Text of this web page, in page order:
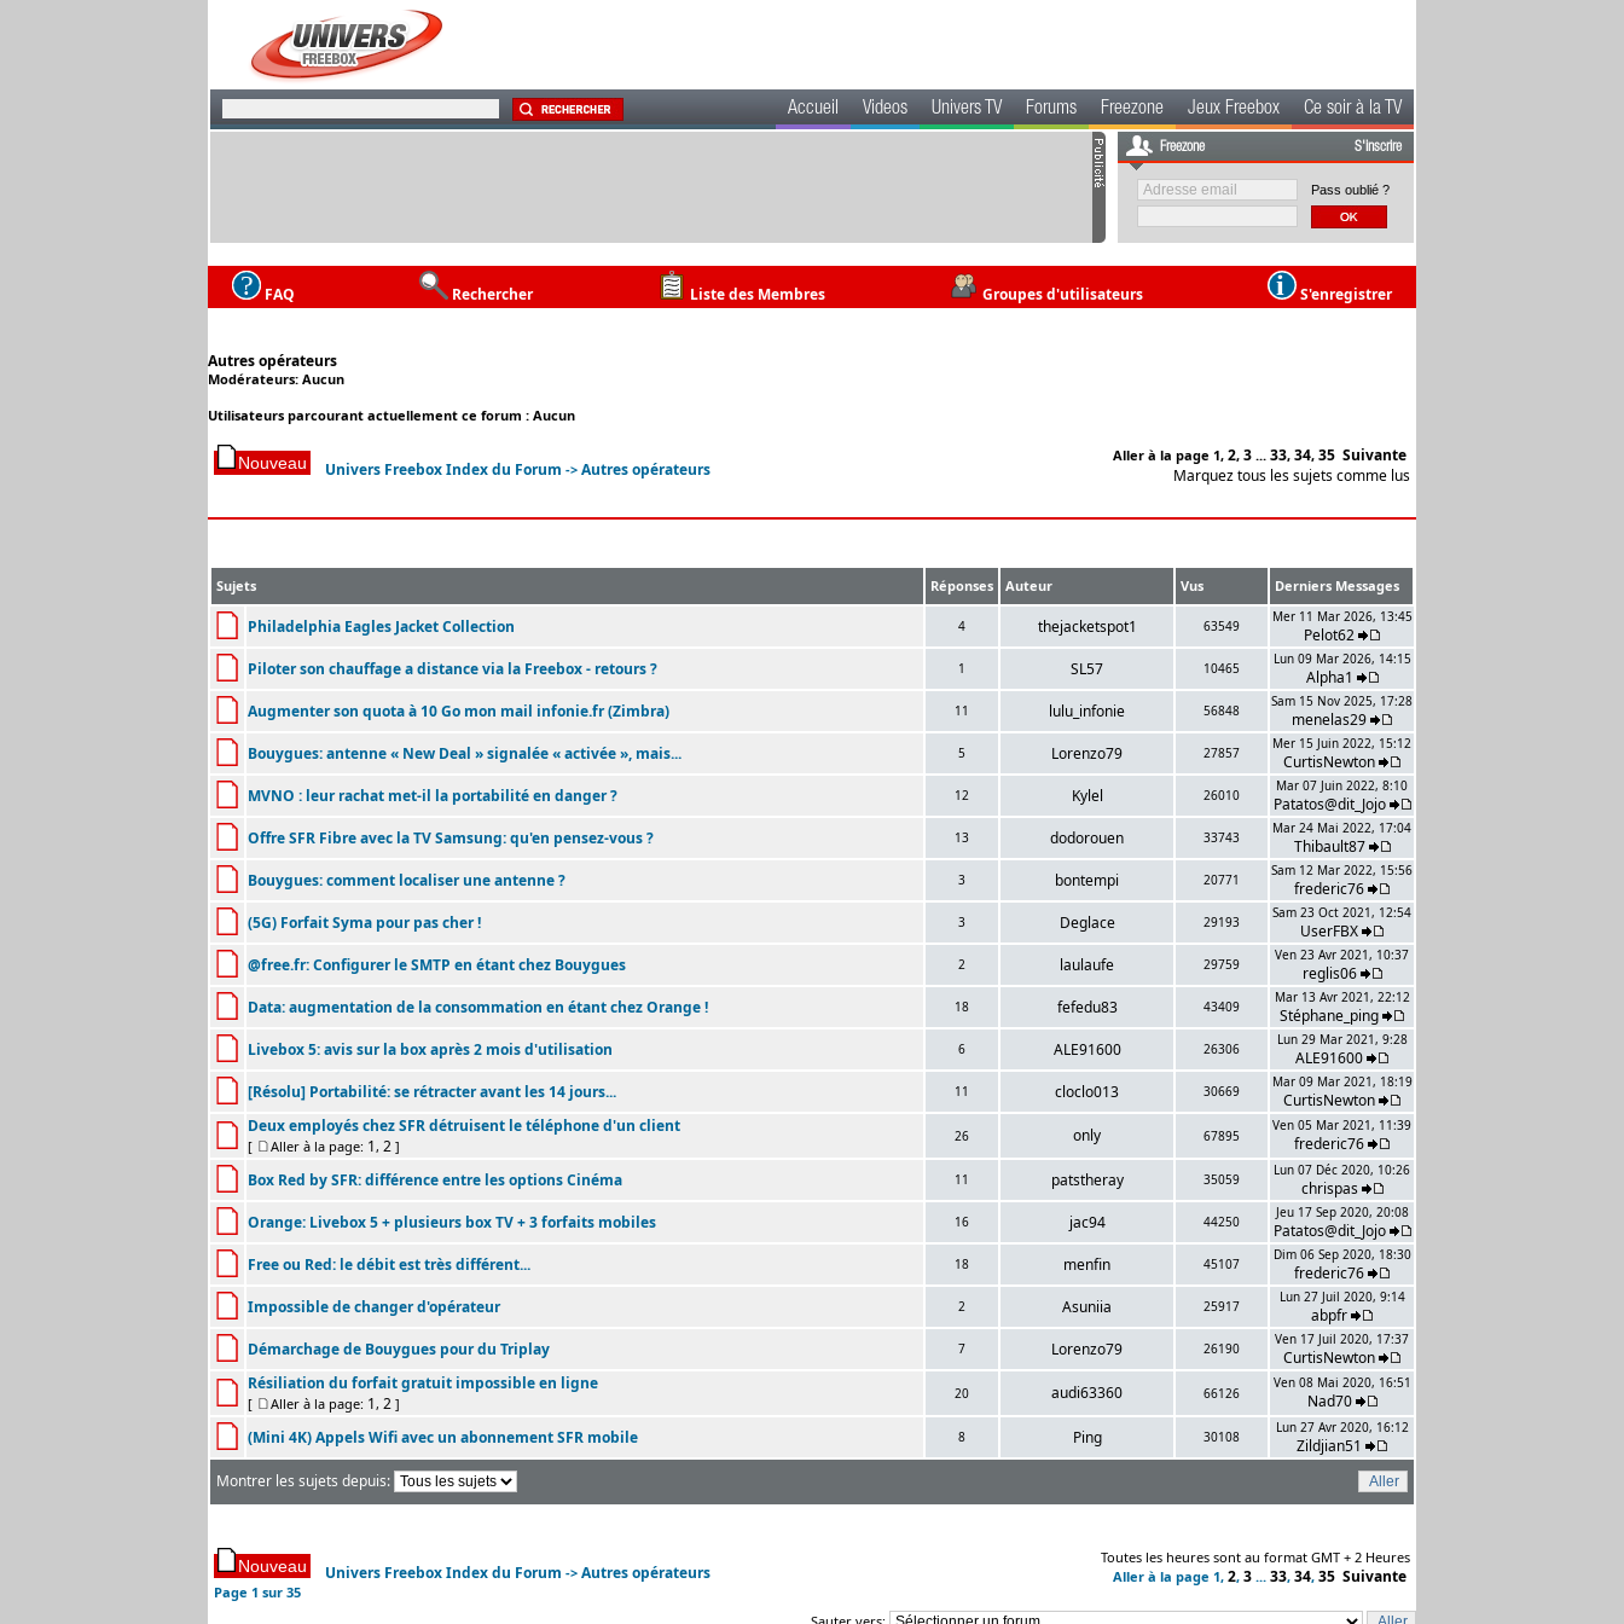
Accueil Videos Univers TV Forums Freezone Jeux Freebox Ce soir à la TV
Freezone S'inscrire
Pass oublié ?
FAQ Rechercher Liste des Membres Groupes d'utilisateurs S'enregistrer
Autres opérateurs
Modérateurs: Aucun
Utilisateurs parcourant actuellement ce forum : Aucun
Univers Freebox Index du Forum -> Autres opérateurs
Aller à la page 1, 2, 3 ... 33, 34, 35 Suivante
Marquez tous les sujets comme lus
Sujets Réponses Auteur Vus Derniers Messages
Philadelphia Eagles Jacket Collection 4 thejacketspot1 63549
Mer 11 Mar 2026, 13:45
Pelot62
Piloter son chauffage a distance via la Freebox - retours ?
1 SL57 10465
Lun 09 Mar 2026, 14:15
Alpha1
Augmenter son quota à 10 Go mon mail infonie.fr (Zimbra)
11 lulu_infonie 56848
Sam 15 Nov 2025, 17:28
menelas29
Bouygues: antenne « New Deal » signalée « activée », mais...
5 Lorenzo79 27857
Mer 15 Juin 2022, 15:12
CurtisNewton
MVNO : leur rachat met-il la portabilité en danger ?
12 Kylel 26010
Mar 07 Juin 2022, 8:10
Patatos@dit_Jojo
Offre SFR Fibre avec la TV Samsung: qu'en pensez-vous ?
13 dodorouen 33743
Mar 24 Mai 2022, 17:04
Thibault87
Bouygues: comment localiser une antenne ?
3 bontempi 20771
Sam 12 Mar 2022, 15:56
frederic76
(5G) Forfait Syma pour pas cher !
3 Deglace 29193
Sam 23 Oct 2021, 12:54
UserFBX
@free.fr: Configurer le SMTP en étant chez Bouygues
2 laulaufe 29759
Ven 23 Avr 2021, 10:37
reglis06
Data: augmentation de la consommation en étant chez Orange !
18 fefedu83 43409
Mar 13 Avr 2021, 22:12
Stéphane_ping
Livebox 5: avis sur la box après 2 mois d'utilisation
6 ALE91600 26306
Lun 29 Mar 2021, 9:28
ALE91600
[Résolu] Portabilité: se rétracter avant les 14 jours...
11 cloclo013 30669
Mar 09 Mar 2021, 18:19
CurtisNewton
Deux employés chez SFR détruisent le téléphone d'un client
[ Aller à la page: 1, 2 ]
26 only 67895
Ven 05 Mar 2021, 11:39
frederic76
Box Red by SFR: différence entre les options Cinéma
11 patstheray 35059
Lun 07 Déc 2020, 10:26
chrispas
Orange: Livebox 5 + plusieurs box TV + 3 forfaits mobiles
16 jac94 44250
Jeu 17 Sep 2020, 20:08
Patatos@dit_Jojo
Free ou Red: le débit est très différent...
18 menfin 45107
Dim 06 Sep 2020, 18:30
frederic76
Impossible de changer d'opérateur
2 Asuniia 25917
Lun 27 Juil 2020, 9:14
abpfr
Démarchage de Bouygues pour du Triplay
7 Lorenzo79 26190
Ven 17 Juil 2020, 17:37
CurtisNewton
Résiliation du forfait gratuit impossible en ligne
[ Aller à la page: 1, 2 ]
20 audi63360 66126
Ven 08 Mai 2020, 16:51
Nad70
(Mini 4K) Appels Wifi avec un abonnement SFR mobile
8 Ping 30108
Lun 27 Avr 2020, 16:12
Zildjian51
Montrer les sujets depuis:
Univers Freebox Index du Forum -> Autres opérateurs
Page 1 sur 35
Toutes les heures sont au format GMT + 2 Heures
Aller à la page 1, 2, 3 ... 33, 34, 35 Suivante